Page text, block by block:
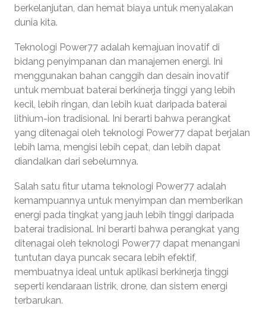
berkelanjutan, dan hemat biaya untuk menyalakan
dunia kita.
Teknologi Power77 adalah kemajuan inovatif di
bidang penyimpanan dan manajemen energi. Ini
menggunakan bahan canggih dan desain inovatif
untuk membuat baterai berkinerja tinggi yang lebih
kecil, lebih ringan, dan lebih kuat daripada baterai
lithium-ion tradisional. Ini berarti bahwa perangkat
yang ditenagai oleh teknologi Power77 dapat berjalan
lebih lama, mengisi lebih cepat, dan lebih dapat
diandalkan dari sebelumnya.
Salah satu fitur utama teknologi Power77 adalah
kemampuannya untuk menyimpan dan memberikan
energi pada tingkat yang jauh lebih tinggi daripada
baterai tradisional. Ini berarti bahwa perangkat yang
ditenagai oleh teknologi Power77 dapat menangani
tuntutan daya puncak secara lebih efektif,
membuatnya ideal untuk aplikasi berkinerja tinggi
seperti kendaraan listrik, drone, dan sistem energi
terbarukan.